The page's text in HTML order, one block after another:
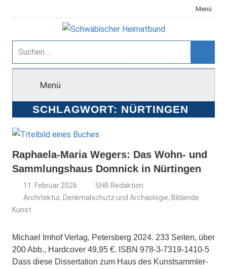
Inhalt
Menü
Schwäbischer
Heimatbund
Suchen
nach:
Menü
SCHLAGWORT: NÜRTINGEN
Raphaela-Maria Wegers: Das Wohn- und
Sammlungshaus Domnick in Nürtingen
11. Februar 2026
SHB Redaktion
Architektur, Denkmalschutz und Archäologie, Bildende
Kunst
Michael Imhof Verlag, Petersberg 2024. 233 Seiten, über
200 Abb., Hardcover 49,95 €. ISBN 978-3-7319-1410-5
Dass diese Dissertation zum Haus des Kunstsammler-